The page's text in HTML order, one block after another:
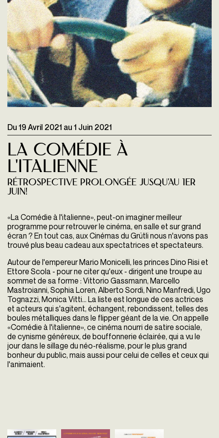
Du 19 Avril 2021 au 1 Juin 2021
La Comédie à
l'italienne
Rétrospective prolongée jusqu'au 1er
juin!
«La Comédie à l'italienne», peut-on imaginer meilleur
programme pour retrouver le cinéma, en salle et sur grand
écran ? En tout cas, aux Cinémas du Grütli nous n'avons pas
trouvé plus beau cadeau aux spectatrices et spectateurs.
Autour de l'empereur Mario Monicelli, les princes Dino Risi et
Ettore Scola - pour ne citer qu'eux - dirigent une troupe au
sommet de sa forme : Vittorio Gassmann, Marcello
Mastroianni, Sophia Loren, Alberto Sordi, Nino Manfredi, Ugo
Tognazzi, Monica Vitti… La liste est longue de ces actrices
et acteurs qui s'agitent, échangent, rebondissent, telles des
boules métalliques dans le flipper géant de la vie. On appelle
«Comédie à l'italienne», ce cinéma nourri de satire sociale,
de cynisme généreux, de bouffonnerie éclairée, qui a vu le
jour dans le sillage du néo-réalisme, pour le plus grand
bonheur du public, mais aussi pour celui de celles et ceux qui
l'animaient.
ami
Italie - 1960